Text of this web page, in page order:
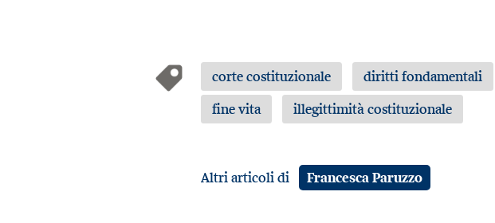
corte costituzionale diritti fondamentali
fine vita
illegittimità costituzionale
Altri articoli di Francesca Paruzzo